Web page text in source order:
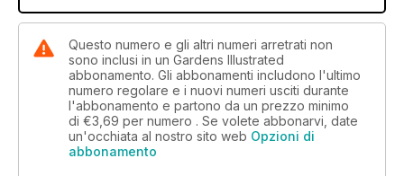
Questo numero e gli altri numeri arretrati non
sono inclusi in un Gardens Illustrated
abbonamento. Gli abbonamenti includono l'ultimo
numero regolare e i nuovi numeri usciti durante
l'abbonamento e partono da un prezzo minimo
di €3,69 per numero . Se volete abbonarvi, date
un'occhiata al nostro sito web Opzioni di
abbonamento